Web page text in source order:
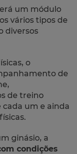
um módulo
vários tipos de
diversos
o
de
,
de treino
cada um e ainda
ginásio, a
condições